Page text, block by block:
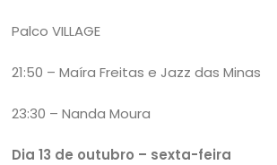
Palco VILLAGE
21:50 – Maíra Freitas e Jazz das Minas
23:30 – Nanda Moura
Dia 13 de outubro – sexta-feira